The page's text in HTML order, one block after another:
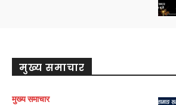
मुख्य समाचार
मुख्य समाचार